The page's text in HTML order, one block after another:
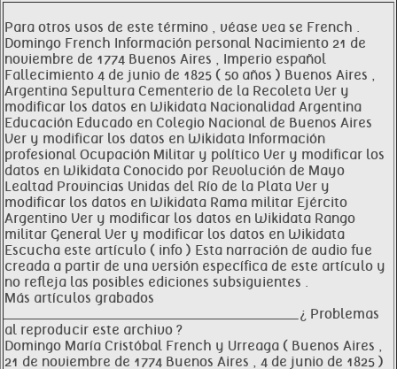
Para otros usos de este término , véase vea se French .
Domingo French Información personal Nacimiento 21 de
noviembre de 1774 Buenos Aires , Imperio español
Fallecimiento 4 de junio de 1825 ( 50 años ) Buenos Aires ,
Argentina Sepultura Cementerio de la Recoleta Ver y
modificar los datos en Wikidata Nacionalidad Argentina
Educación Educado en Colegio Nacional de Buenos Aires
Ver y modificar los datos en Wikidata Información
profesional Ocupación Militar y político Ver y modificar los
datos en Wikidata Conocido por Revolución de Mayo
Lealtad Provincias Unidas del Río de la Plata Ver y
modificar los datos en Wikidata Rama militar Ejército
Argentino Ver y modificar los datos en Wikidata Rango
militar General Ver y modificar los datos en Wikidata
Escucha este artículo ( info ) Esta narración de audio fue
creada a partir de una versión específica de este artículo y
no refleja las posibles ediciones subsiguientes .
Más artículos grabados
__________________________________________________________________ ¿ Problemas
al reproducir este archivo ?
Domingo María Cristóbal French y Urreaga ( Buenos Aires ,
21 de noviembre de 1774 Buenos Aires , 4 de junio de 1825 )